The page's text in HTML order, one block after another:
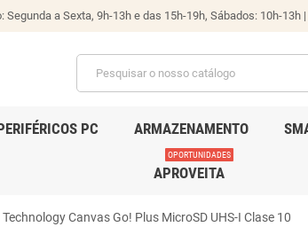
Segunda a Sexta, 9h-13h e das 15h-19h, Sábados: 10h-13h |
PC ARMAZENAMENTO
APROVEITA
OPORTUNIDADES
Canvas Go! Plus MicroSD UHS-I Clase 10